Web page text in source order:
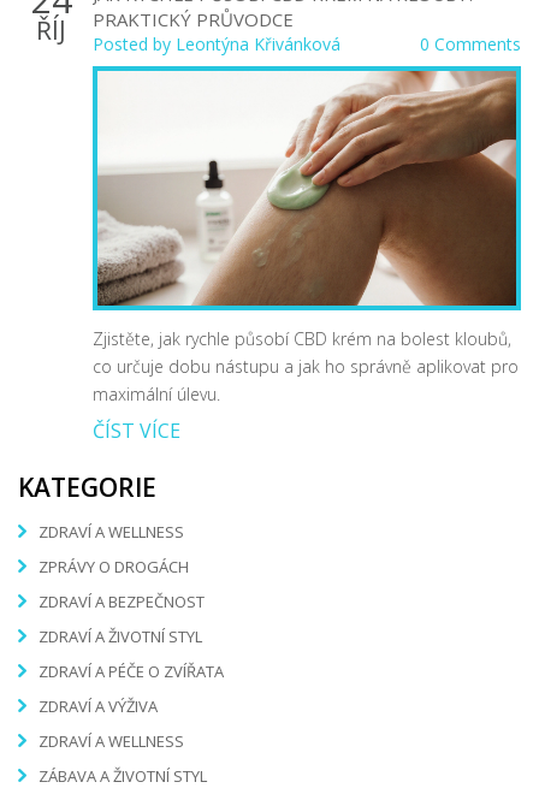
ŘÍJ
PRAKTICKÝ PRŮVODCE
Posted by Leontýna Křivánková 0 Comments
Zjistěte, jak rychle působí CBD krém na bolest kloubů,
co určuje dobu nástupu a jak ho správně aplikovat pro
maximální úlevu.
ČÍST VÍCE
KATEGORIE
ZDRAVÍ A WELLNESS
ZPRÁVY O DROGÁCH
ZDRAVÍ A BEZPEČNOST
ZDRAVÍ A ŽIVOTNÍ STYL
ZDRAVÍ A PÉČE O ZVÍŘATA
ZDRAVÍ A VÝŽIVA
ZDRAVÍ A WELLNESS
ZÁBAVA A ŽIVOTNÍ STYL